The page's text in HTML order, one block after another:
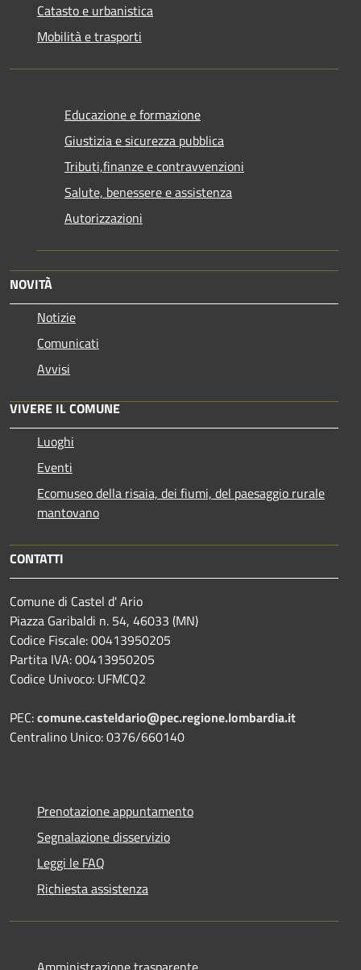
Catasto e urbanistica
Mobilità e trasporti
Educazione e formazione
Giustizia e sicurezza pubblica
Tributi,finanze e contravvenzioni
Salute, benessere e assistenza
Autorizzazioni
NOVITÀ
Notizie
Comunicati
Avvisi
VIVERE IL COMUNE
Luoghi
Eventi
Ecomuseo della risaia, dei fiumi, del paesaggio rurale
mantovano
CONTATTI
Comune di Castel d' Ario
Piazza Garibaldi n. 54, 46033 (MN)
Codice Fiscale: 00413950205
Partita IVA: 00413950205
Codice Univoco: UFMCQ2
PEC:comune.casteldario@pec.regione.lombardia.it
Centralino Unico: 0376/660140
Prenotazione appuntamento
Segnalazione disservizio
Leggi le FAQ
Richiesta assistenza